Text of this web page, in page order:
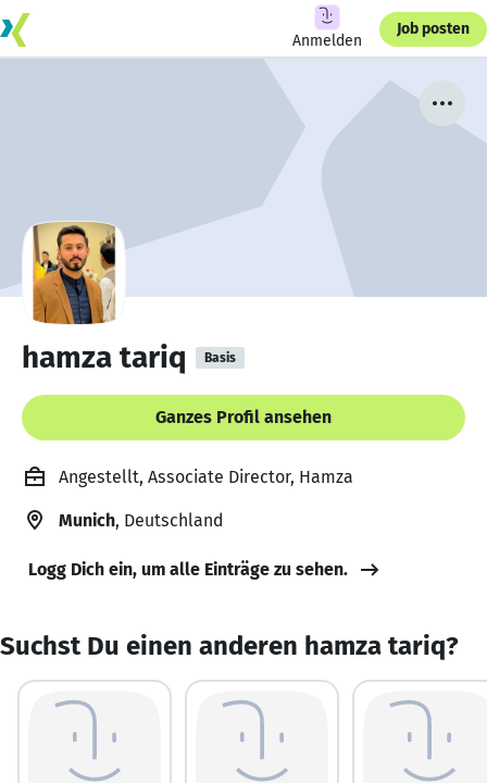
Anmelden
Job posten
hamza tariq Basis
Ganzes Profil ansehen
Angestellt, Associate Director, Hamza
Munich, Deutschland
Logg Dich ein, um alle Einträge zu sehen.
Suchst Du einen anderen hamza tariq?